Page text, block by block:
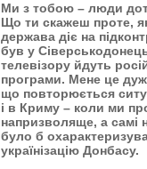
Ми з тобою – люди
Що ти скажеш проте, як
держава діє на
був у
телевізору йдуть
програми. Мене це
що повторюється
і в Криму – коли ми
напризволяще, а самі
було б
українізацію Донбасу.